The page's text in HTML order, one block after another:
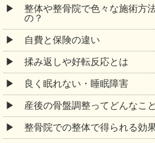
整体や整骨院で色々な施術方
の？
自費と保険の違い
揉み返しや好転反応とは
良く眠れない・睡眠障害
産後の骨盤調整ってどんなこ
整骨院での整体で得られる効